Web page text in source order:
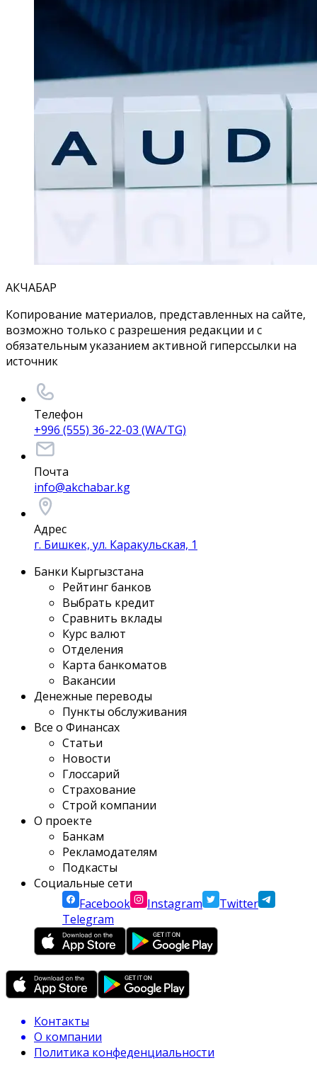
АКЧАБАР
Копирование материалов, представленных на сайте,
возможно только с разрешения редакции и с
обязательным указанием активной гиперссылки на
источник
Телефон
+996 (555) 36-22-03 (WA/TG)
Почта
info@akchabar.kg
Адрес
г. Бишкек, ул. Каракульская, 1
Банки Кыргызстана
Рейтинг банков
Выбрать кредит
Сравнить вклады
Курс валют
Отделения
Карта банкоматов
Вакансии
Денежные переводы
Пункты обслуживания
Все о Финансах
Статьи
Новости
Глоссарий
Страхование
Строй компании
О проекте
Банкам
Рекламодателям
Подкасты
Социальные сети
Facebook
Instagram
Twitter
Telegram
Контакты
О компании
Политика конфеденциальности